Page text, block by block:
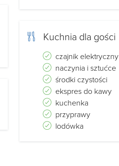
Kuchnia dla gości
czajnik elektryczny
naczynia i sztućce
środki czystości
ekspres do kawy
kuchenka
przyprawy
lodówka